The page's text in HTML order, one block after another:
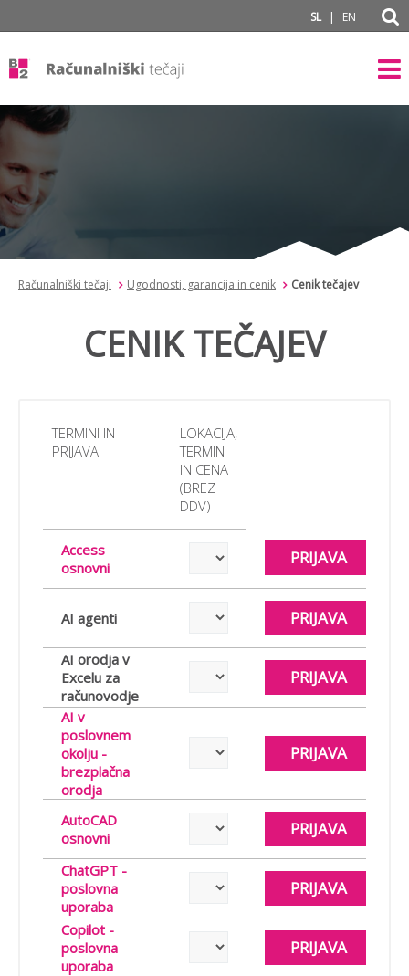
SL | EN
Računalniški tečaji Ugodnosti, garancija in cenik Cenik tečajev
CENIK TEČAJEV
TERMINI IN
PRIJAVA
LOKACIJA,
TERMIN
IN CENA
(BREZ
DDV)
Access
osnovni
PRIJAVA
AI agenti PRIJAVA
AI orodja v
Excelu za
računovodje
PRIJAVA
AI v
poslovnem
okolju -
brezplačna
orodja
PRIJAVA
AutoCAD
osnovni
PRIJAVA
ChatGPT -
poslovna
uporaba
PRIJAVA
Copilot -
poslovna
uporaba
PRIJAVA